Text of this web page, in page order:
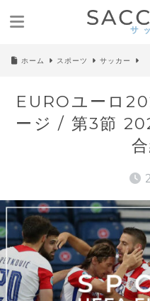
ホーム スポーツ サッカー
EUROユーロ
ージ / 第3節